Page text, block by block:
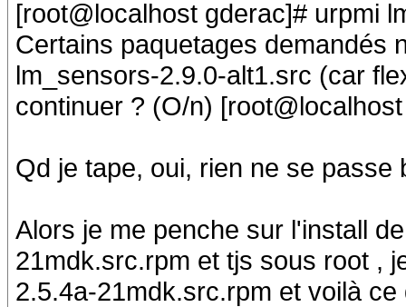
[root@localhost gderac]# urpmi
Certains paquetages demandés
lm_sensors-2.9.0-alt1.src (car
continuer ? (O/n)
Qd je tape, oui, rien ne se passe
Alors je me penche sur l'install
21mdk.src.rpm et tjs sous root ,
2.5.4a-21mdk.src.rpm et voilà